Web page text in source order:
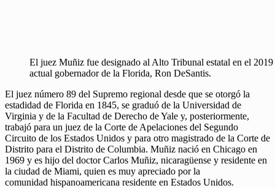
El juez Muñiz fue designado al Alto Tribunal estatal en el
actual gobernador de la Florida, Ron DeSantis.
El juez número 89 del Supremo regional desde que se otorgó la
estadidad de Florida en 1845, se graduó de la Universidad de
Virginia y de la Facultad de Derecho de Yale y, posteriormente,
trabajó para un juez de la Corte de Apelaciones del Segundo
Circuito de los Estados Unidos y para otro magistrado de la Corte de
Distrito para el Distrito de Columbia. Muñiz nació en Chicago en
1969 y es hijo del doctor Carlos Muñiz, nicaragüense y residente en
la ciudad de Miami, quien es muy apreciado por la
comunidad hispanoamericana residente en Estados Unidos.